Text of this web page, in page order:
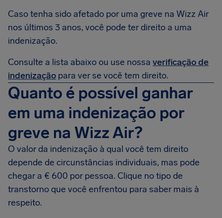
Caso tenha sido afetado por uma greve na Wizz Air
nos últimos 3 anos, você pode ter direito a uma
indenização.
Consulte a lista abaixo ou use nossa verificação de
indenização para ver se você tem direito.
Quanto é possível ganhar
em uma indenização por
greve na Wizz Air?
O valor da indenização à qual você tem direito
depende de circunstâncias individuais, mas pode
chegar a € 600 por pessoa. Clique no tipo de
transtorno que você enfrentou para saber mais à
respeito.